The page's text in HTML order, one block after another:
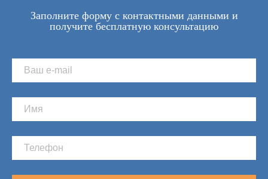
Заполните форму с контактными данными и
получите бесплатную консультацию